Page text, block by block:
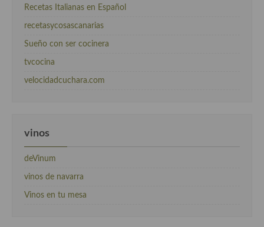
Recetas Italianas en Español
recetasycosascanarias
Sueño con ser cocinera
tvcocina
velocidadcuchara.com
vinos
deVinum
vinos de navarra
Vinos en tu mesa